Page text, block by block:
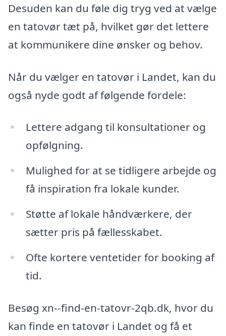
Desuden kan du føle dig tryg ved at vælge
en tatovør tæt på, hvilket gør det lettere
at kommunikere dine ønsker og behov.
Når du vælger en tatovør i Landet, kan du
også nyde godt af følgende fordele:
Lettere adgang til konsultationer og
opfølgning.
Mulighed for at se tidligere arbejde og
få inspiration fra lokale kunder.
Støtte af lokale håndværkere, der
sætter pris på fællesskabet.
Ofte kortere ventetider for booking af
tid.
Besøg xn--find-en-tatovr-2qb.dk, hvor du
kan finde en tatovør i Landet og få et